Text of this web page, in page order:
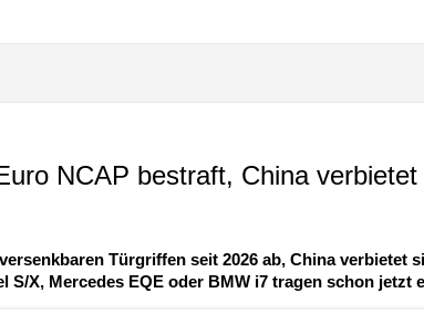
NCAP bestraft, China
Türgriffen seit 2026 ab, China verbietet
S/X, Mercedes EQE oder BMW i7 tragen schon jetzt